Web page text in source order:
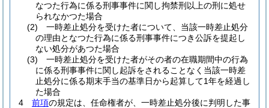
なつた行為に係る刑事事件に関し拘禁刑以上の刑に処せ
られなかつた場合
(2)
一時差止処分を受けた者について、当該一時差止処分
の理由となつた行為に係る刑事事件につき公訴を提起し
ない処分があつた場合
(3)
一時差止処分を受けた者がその者の在職期間中の行為
に係る刑事事件に関し起訴をされることなく当該一時差
止処分に係る期末手当の基準日から起算して1年を経過し
た場合
4
前項の規定は、任命権者が、一時差止処分後に判明した事